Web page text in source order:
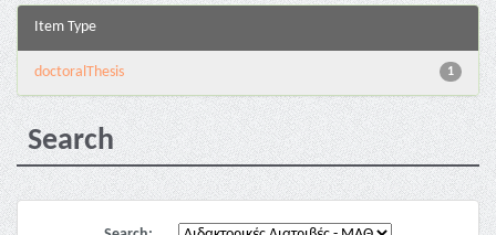
Item Type
1
doctoralThesis
Search